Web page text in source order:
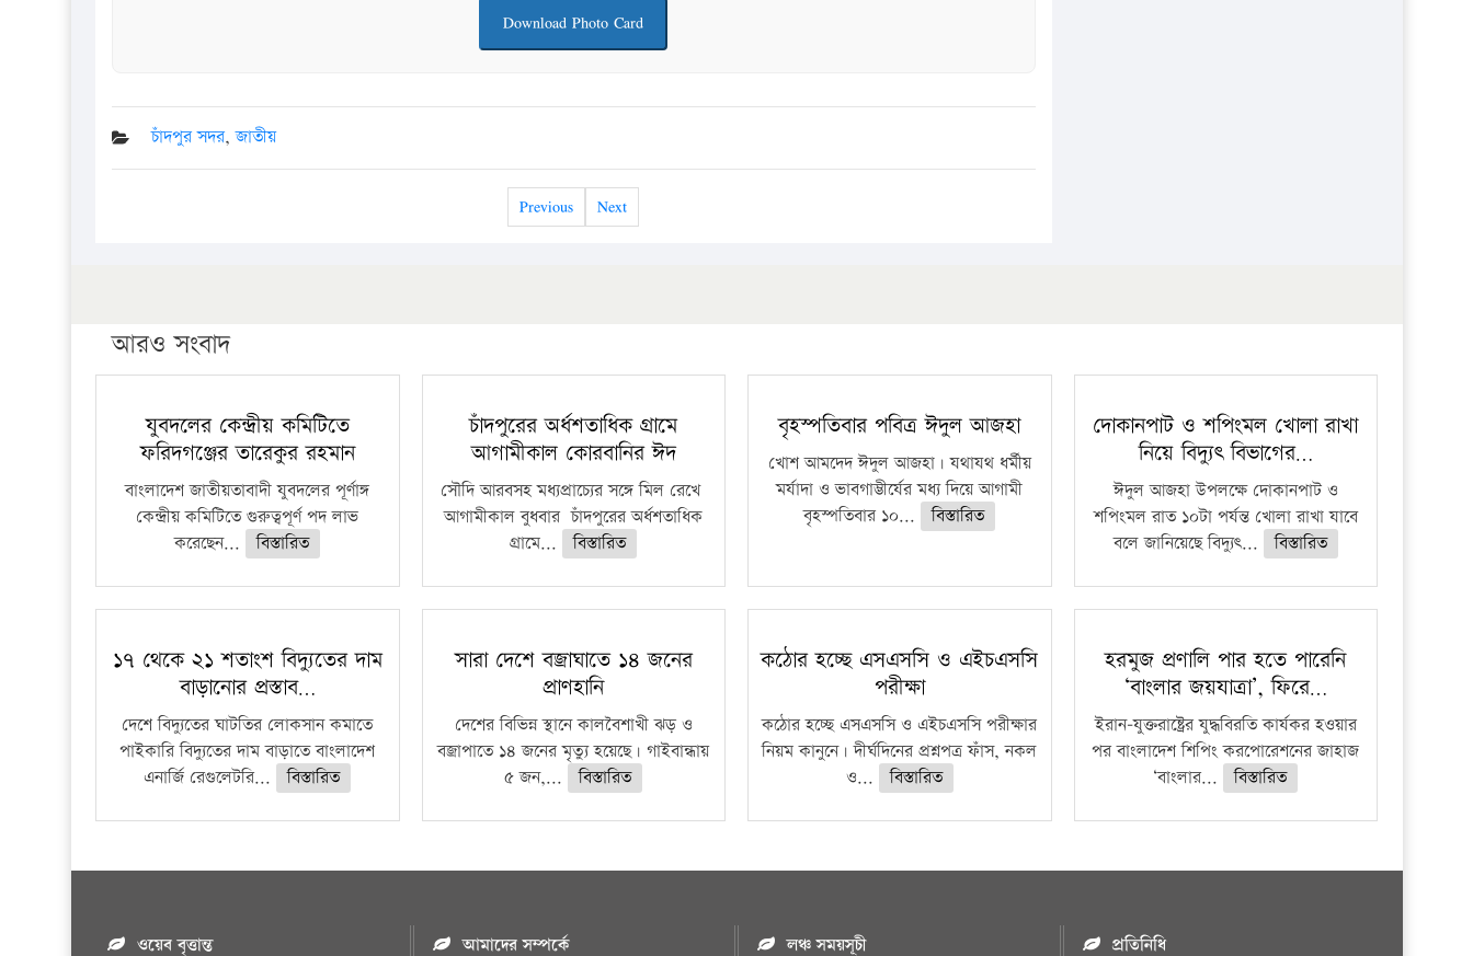
Download Photo Card
চাঁদপুর সদর,জাতীয়
Previous Next
আরও সংবাদ
যুবদলের কেন্দ্রীয় কমিটিতে
ফরিদগঞ্জের তারেকুর রহমান
বাংলাদেশ জাতীয়তাবাদী যুবদলের পূর্ণাঙ্গ
কেন্দ্রীয় কমিটিতে গুরুত্বপূর্ণ পদ লাভ
করেছেন...
বিস্তারিত
চাঁদপুরের অর্ধশতাধিক গ্রামে
আগামীকাল কোরবানির ঈদ
সৌদি আরবসহ মধ্যপ্রাচ্যের সঙ্গে মিল রেখে
আগামীকাল বুধবার চাঁদপুরের অর্ধশতাধিক
গ্রামে...
বিস্তারিত
বৃহস্পতিবার পবিত্র ঈদুল আজহা
খোশ আমদেদ ঈদুল আজহা। যথাযথ ধর্মীয়
মর্যাদা ও ভাবগাম্ভীর্যের মধ্য দিয়ে আগামী
বৃহস্পতিবার ১০...
বিস্তারিত
দোকানপাট ও শপিংমল খোলা রাখা
নিয়ে বিদ্যুৎ বিভাগের…
ঈদুল আজহা উপলক্ষে দোকানপাট ও
শপিংমল রাত ১০টা পর্যন্ত খোলা রাখা যাবে
বলে জানিয়েছে বিদ্যুৎ...
বিস্তারিত
১৭ থেকে ২১ শতাংশ বিদ্যুতের দাম
বাড়ানোর প্রস্তাব…
দেশে বিদ্যুতের ঘাটতির লোকসান কমাতে
পাইকারি বিদ্যুতের দাম বাড়াতে বাংলাদেশ
এনার্জি রেগুলেটরি...
বিস্তারিত
সারা দেশে বজ্রাঘাতে ১৪ জনের
প্রাণহানি
দেশের বিভিন্ন স্থানে কালবৈশাখী ঝড় ও
বজ্রাপাতে ১৪ জনের মৃত্যু হয়েছে। গাইবান্ধায়
৫ জন,...
বিস্তারিত
কঠোর হচ্ছে এসএসসি ও এইচএসসি
পরীক্ষা
কঠোর হচ্ছে এসএসসি ও এইচএসসি পরীক্ষার
নিয়ম কানুনে। দীর্ঘদিনের প্রশ্নপত্র ফাঁস, নকল
ও...
বিস্তারিত
হরমুজ প্রণালি পার হতে পারেনি
‘বাংলার জয়যাত্রা’, ফিরে…
ইরান-যুক্তরাষ্ট্রের যুদ্ধবিরতি কার্যকর হওয়ার
পর বাংলাদেশ শিপিং করপোরেশনের জাহাজ
‘বাংলার...
বিস্তারিত
ওয়েব বৃত্তান্ত আমাদের সম্পর্কে লঞ্চ সময়সূচী প্রতিনিধি